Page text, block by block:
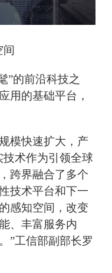
间
”的前沿科技之
用的基础平台，
模快速扩大，产
术作为引领全球
跨界融合了多个
技术平台和下一
感知空间，改变
、丰富服务内
”工信部副部长罗